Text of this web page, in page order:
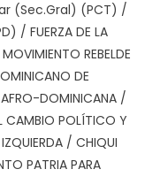
(Sec.Gral) (PCT) /
/ FUERZA DE LA
REBELDE
DE
DOMINICANA /
POLÍTICO Y
/ CHIQUI
PATRIA PARA